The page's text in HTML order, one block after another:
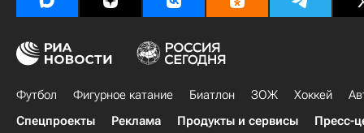
Футбол Фигурное катание Биатлон ЗОЖ Хоккей
Спецпроекты
Реклама Продукты и сервисы Пресс-